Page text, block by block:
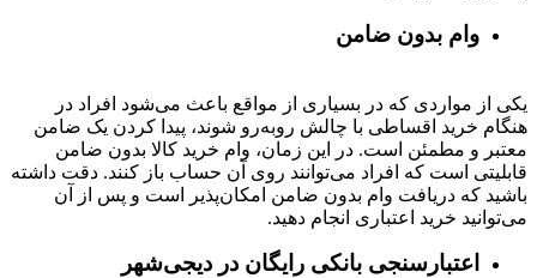
وام بدون ضامن
یکی از مواردی که در بسیاری از مواقع باعث می‌شود افراد در
هنگام خرید اقساطی با چالش روبه‌رو شوند، پیدا کردن یک ضامن
معتبر و مطمئن است. در این زمان، وام خرید کالا بدون ضامن
قابلیتی است که افراد می‌توانند روی آن حساب باز کنند. دقت داشته
باشید که دریافت وام بدون ضامن امکان‌پذیر است و پس از آن
می‌توانید خرید اعتباری انجام دهید.
اعتبارسنجی بانکی رایگان در دیجی‌شهر